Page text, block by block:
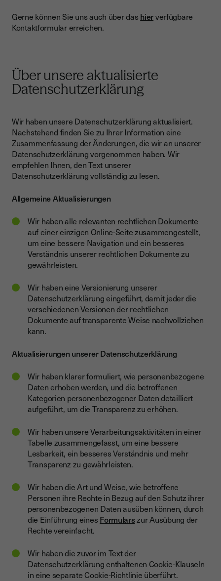
Gerne können Sie uns auch über das hierverfügbare
Kontaktformular erreichen.
Über unsere aktualisierte
Datenschutzerklärung
Wir haben unsere Datenschutzerklärung aktualisiert.
Nachstehend finden Sie zu Ihrer Information eine
Zusammenfassung der Änderungen, die wir an unserer
Datenschutzerklärung vorgenommen haben. Wir
empfehlen Ihnen, den Text unserer
Datenschutzerklärung vollständig zu lesen.
Allgemeine Aktualisierungen
Wir haben alle relevanten rechtlichen Dokumente
auf einer einzigen Online-Seite zusammengestellt,
um eine bessere Navigation und ein besseres
Verständnis unserer rechtlichen Dokumente zu
gewährleisten.
Wir haben eine Versionierung unserer
Datenschutzerklärung eingeführt, damit jeder die
verschiedenen Versionen der rechtlichen
Dokumente auf transparente Weise nachvollziehen
kann.
Aktualisierungen unserer Datenschutzerklärung
Wir haben klarer formuliert, wie personenbezogene
Daten erhoben werden, und die betroffenen
Kategorien personenbezogener Daten detailliert
aufgeführt, um die Transparenz zu erhöhen.
Wir haben unsere Verarbeitungsaktivitäten in einer
Tabelle zusammengefasst, um eine bessere
Lesbarkeit, ein besseres Verständnis und mehr
Transparenz zu gewährleisten.
Wir haben die Art und Weise, wie betroffene
Personen ihre Rechte in Bezug auf den Schutz ihrer
personenbezogenen Daten ausüben können, durch
die Einführung eines Formularszur Ausübung der
Rechte vereinfacht.
Wir haben die zuvor im Text der
Datenschutzerklärung enthaltenen Cookie-Klauseln
in eine separate Cookie-Richtlinie überführt.